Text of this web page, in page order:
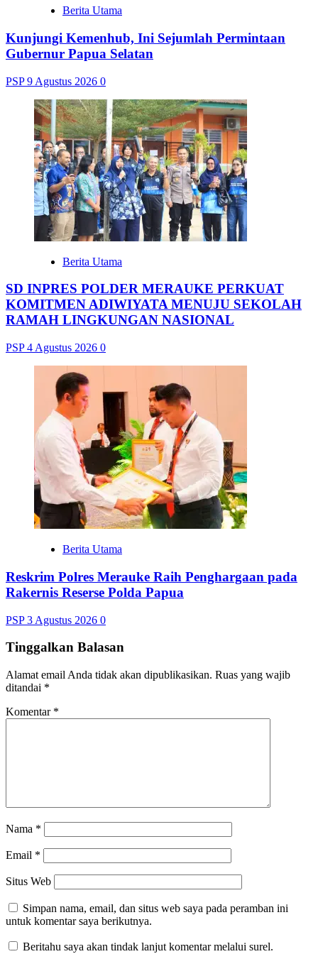
Berita Utama
Kunjungi Kemenhub, Ini Sejumlah Permintaan
Gubernur Papua Selatan
PSP9 Agustus 2026 0
Berita Utama
SD INPRES POLDER MERAUKE PERKUAT
KOMITMEN ADIWIYATA MENUJU SEKOLAH
RAMAH LINGKUNGAN NASIONAL
PSP4 Agustus 2026 0
Berita Utama
Reskrim Polres Merauke Raih Penghargaan pada
Rakernis Reserse Polda Papua
PSP3 Agustus 2026 0
Tinggalkan Balasan
Alamat email Anda tidak akan dipublikasikan. Ruas yang wajib
ditandai *
Komentar *
Nama *
Email *
Situs Web
Simpan nama, email, dan situs web saya pada peramban ini
untuk komentar saya berikutnya.
Beritahu saya akan tindak lanjut komentar melalui surel.